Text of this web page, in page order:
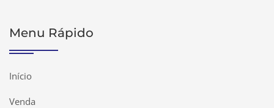
Menu Rápido
Início
Venda